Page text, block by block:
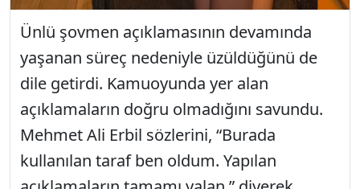
Ünlü şovmen açıklamasının devamında
yaşanan süreç nedeniyle üzüldüğünü de
dile getirdi. Kamuoyunda yer alan
açıklamaların doğru olmadığını savundu.
Mehmet Ali Erbil sözlerini, “Burada
kullanılan taraf ben oldum. Yapılan